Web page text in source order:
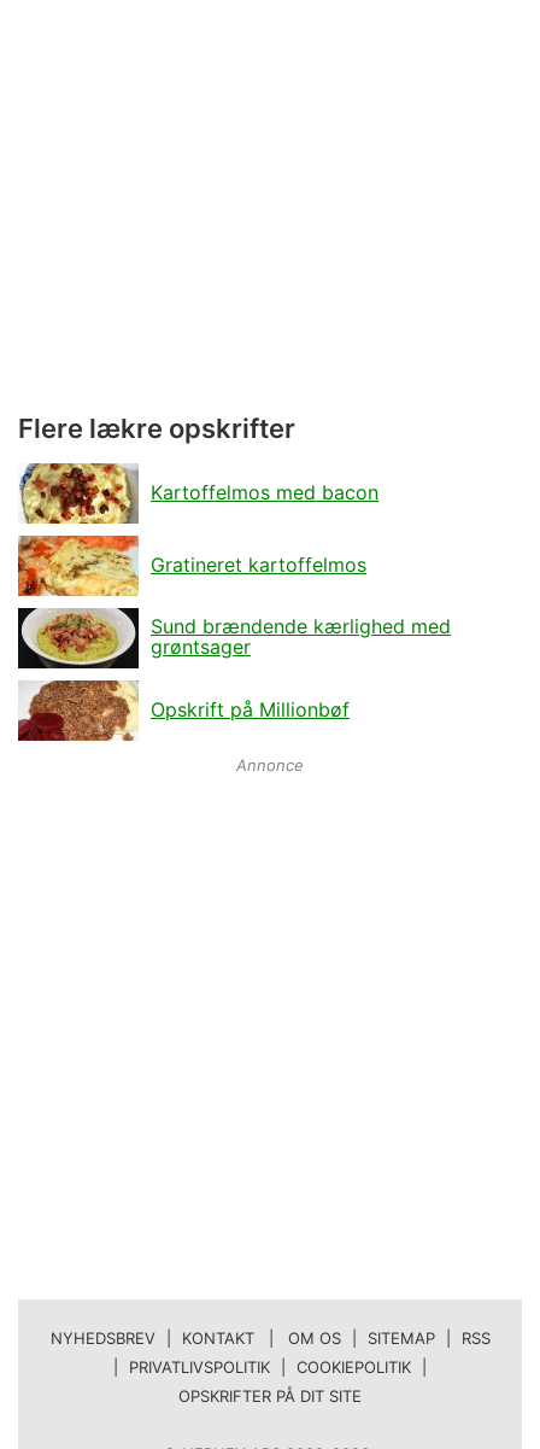
Flere lækre opskrifter
Kartoffelmos med bacon
Gratineret kartoffelmos
Sund brændende kærlighed med
grøntsager
Opskrift på Millionbøf
Annonce
NYHEDSBREV KONTAKT | OM OS SITEMAP
RSS
PRIVATLIVSPOLITIK COOKIEPOLITIK
OPSKRIFTER PÅ DIT SITE